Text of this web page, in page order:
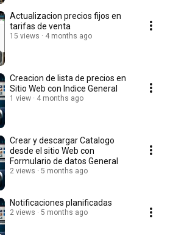
Actualizacion precios fijos en
tarifas de venta
15 views 4 months ago
Creacion de lista de precios en
Sitio Web con Indice General
1 view 4 months ago
Crear y descargar Catalogo
desde el sitio Web con
Formulario de datos General
2 views 5 months ago
Notificaciones planificadas
2 views 5 months ago